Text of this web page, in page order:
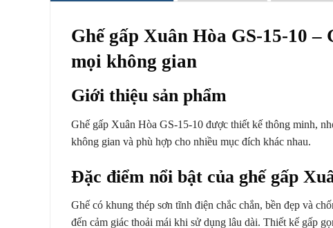
Ghế gấp Xuân Hòa GS-15-10
mọi không gian
Giới thiệu sản phẩm
Ghế gấp Xuân Hòa GS-15-10 được thiết kế thông minh,
không gian và phù hợp cho nhiều mục đích khác nhau.
Đặc điểm nổi bật của ghế gấp
Ghế có khung thép sơn tĩnh điện chắc chắn, bền đẹp và
đến cảm giác thoải mái khi sử dụng lâu dài. Thiết kế gấp